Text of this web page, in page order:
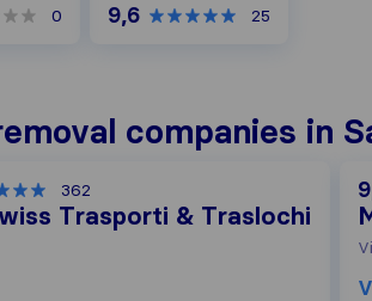
0 9,6 25
companies in
362
Trasporti & Traslochi